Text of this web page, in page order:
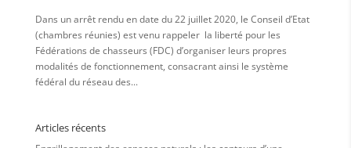
Dans un arrêt rendu en date du 22 juillet 2020, le Conseil d’Etat
(chambres réunies) est venu rappeler la liberté pour les
Fédérations de chasseurs (FDC) d’organiser leurs propres
modalités de fonctionnement, consacrant ainsi le système
fédéral du réseau des...
Articles récents